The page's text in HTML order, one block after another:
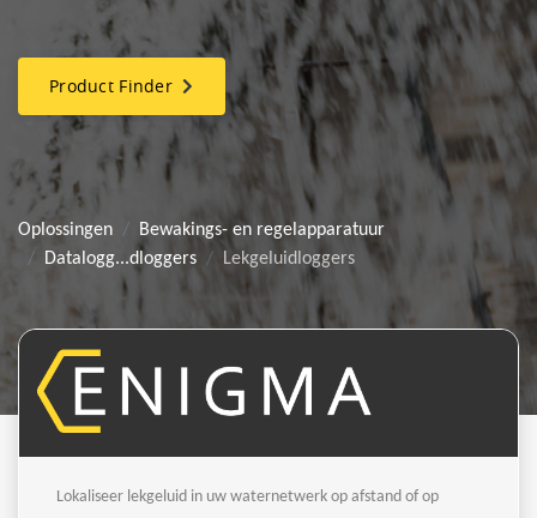
Product Finder
Oplossingen
Bewakings- en regelapparatuur
Datalogg...dloggers
Lekgeluidloggers
Lokaliseer lekgeluid in uw waternetwerk op afstand of op